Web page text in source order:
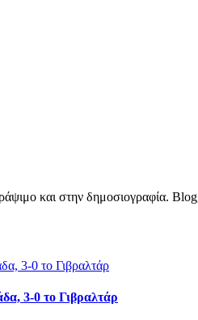
και στην δημοσιογραφία.
3-0 το Γιβραλτάρ